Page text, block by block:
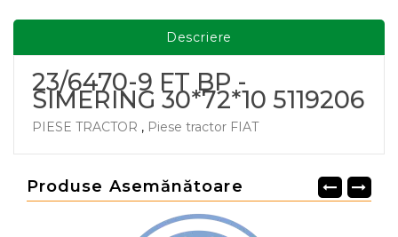
Descriere
23/6470-9 FT BP -
SIMERING 30*72*10 5119206
PIESE TRACTOR , Piese tractor FIAT
Produse Asemănătoare